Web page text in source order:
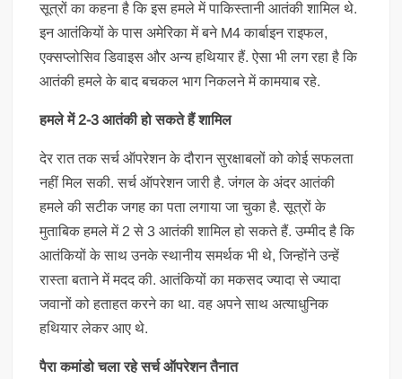
सूत्रों का कहना है कि इस हमले में पाकिस्तानी आतंकी शामिल थे.
इन आतंकियों के पास अमेरिका में बने M4 कार्बाइन राइफल,
एक्सप्लोसिव डिवाइस और अन्य हथियार हैं. ऐसा भी लग रहा है कि
आतंकी हमले के बाद बचकल भाग निकलने में कामयाब रहे.
हमले में 2-3 आतंकी हो सकते हैं शामिल
देर रात तक सर्च ऑपरेशन के दौरान सुरक्षाबलों को कोई सफलता
नहीं मिल सकी. सर्च ऑपरेशन जारी है. जंगल के अंदर आतंकी
हमले की सटीक जगह का पता लगाया जा चुका है. सूत्रों के
मुताबिक हमले में 2 से 3 आतंकी शामिल हो सकते हैं. उम्मीद है कि
आतंकियों के साथ उनके स्थानीय समर्थक भी थे, जिन्होंने उन्हें
रास्ता बताने में मदद की. आतंकियों का मकसद ज्यादा से ज्यादा
जवानों को हताहत करने का था. वह अपने साथ अत्याधुनिक
हथियार लेकर आए थे.
पैरा कमांडो चला रहे सर्च ऑपरेशन तैनात